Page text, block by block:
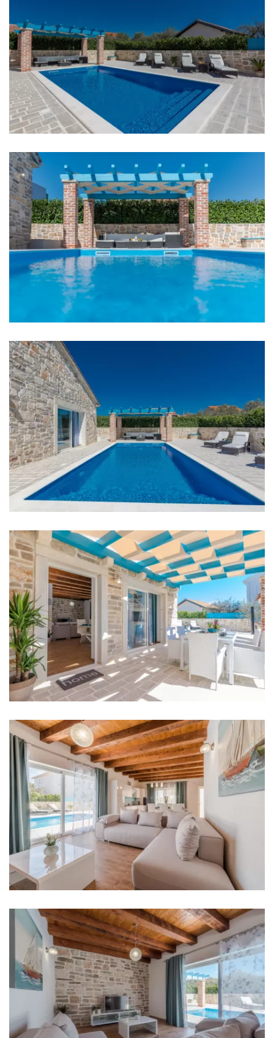
Badezimmer
Badezimmer 1: Waschbecken, Toilette, Dusche, En
suite
Badezimmer 2: Waschbecken, Toilette, Dusche, En
Badezimmer 3: Toilette, Waschbecken
Waschmaschine
Haartrockner
Bügeleisen
Handtücher
Küche
Herd
Ofen
Kühlschrank
Mikrowelle
Wasserkocher
Toaster
Geschirrspüler
Kaffeemaschine
Geschirr
Wohnzimmer
Sofa
TV
Sat TV
Sofa bett